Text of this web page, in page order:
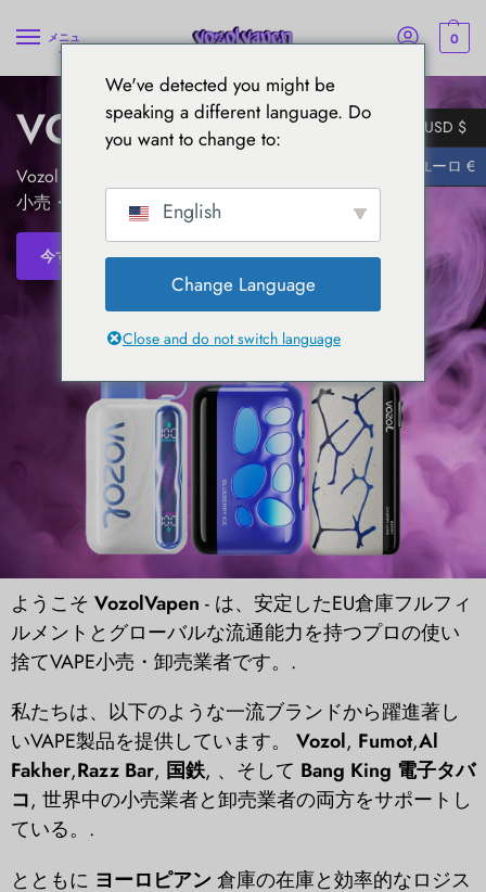
メニュ
ー
0
VOZOL ベイプ
Vozol Vape 公式認定：世界をリードする使い捨てVapeの
小売・卸売プラットフォーム
今すぐベイプを購入
ようこそ VozolVapen - は、安定したEU倉庫フルフィ
ルメントとグローバルな流通能力を持つプロの使い
捨てVAPE小売・卸売業者です。.
私たちは、以下のような一流ブランドから躍進著し
いVAPE製品を提供しています。 Vozol, Fumot,Al
Fakher,Razz Bar, 国鉄, 、そして Bang King 電子タバ
コ, 世界中の小売業者と卸売業者の両方をサポートし
ている。.
とともに ヨーロピアン倉庫の在庫と効率的なロジス
USD $
ユーロ €
We've detected you might be
speaking a different language. Do
you want to change to:
English
Change Language
Close and do not switch language